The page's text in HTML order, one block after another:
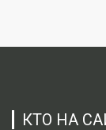
КТО НА